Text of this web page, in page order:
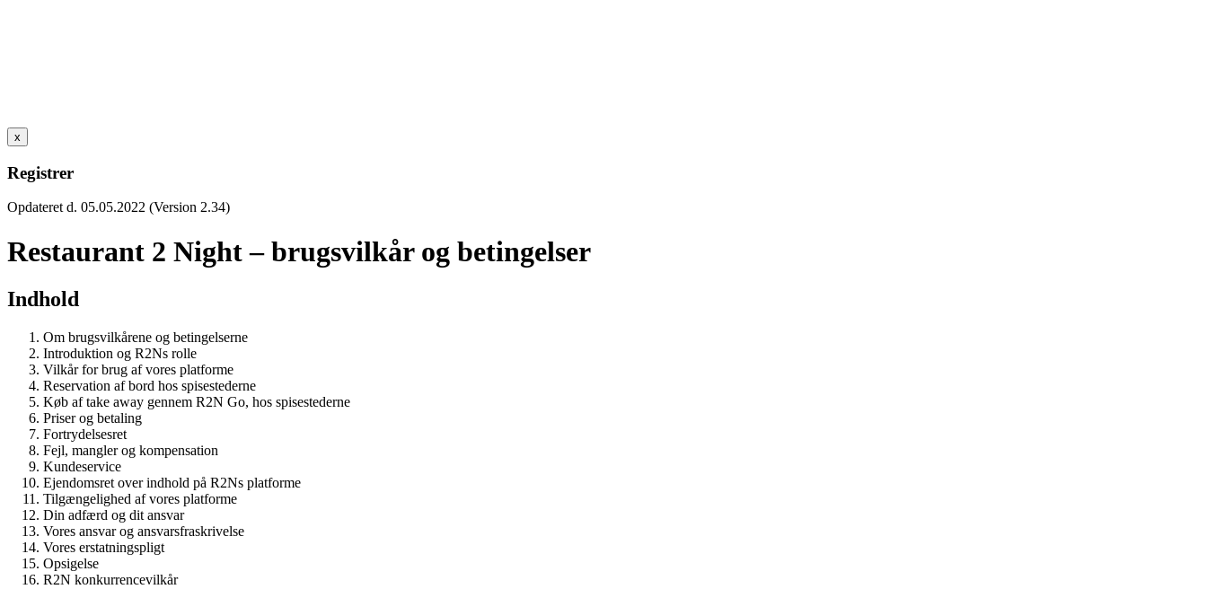
x
Registrer
Opdateret d. 05.05.2022 (Version 2.34)
Restaurant 2 Night – brugsvilkår og betingelser
Indhold
Om brugsvilkårene og betingelserne
Introduktion og R2Ns rolle
Vilkår for brug af vores platforme
Reservation af bord hos spisestederne
Køb af take away gennem R2N Go, hos spisestederne
Priser og betaling
Fortrydelsesret
Fejl, mangler og kompensation
Kundeservice
Ejendomsret over indhold på R2Ns platforme
Tilgængelighed af vores platforme
Din adfærd og dit ansvar
Vores ansvar og ansvarsfraskrivelse
Vores erstatningspligt
Opsigelse
R2N konkurrencevilkår